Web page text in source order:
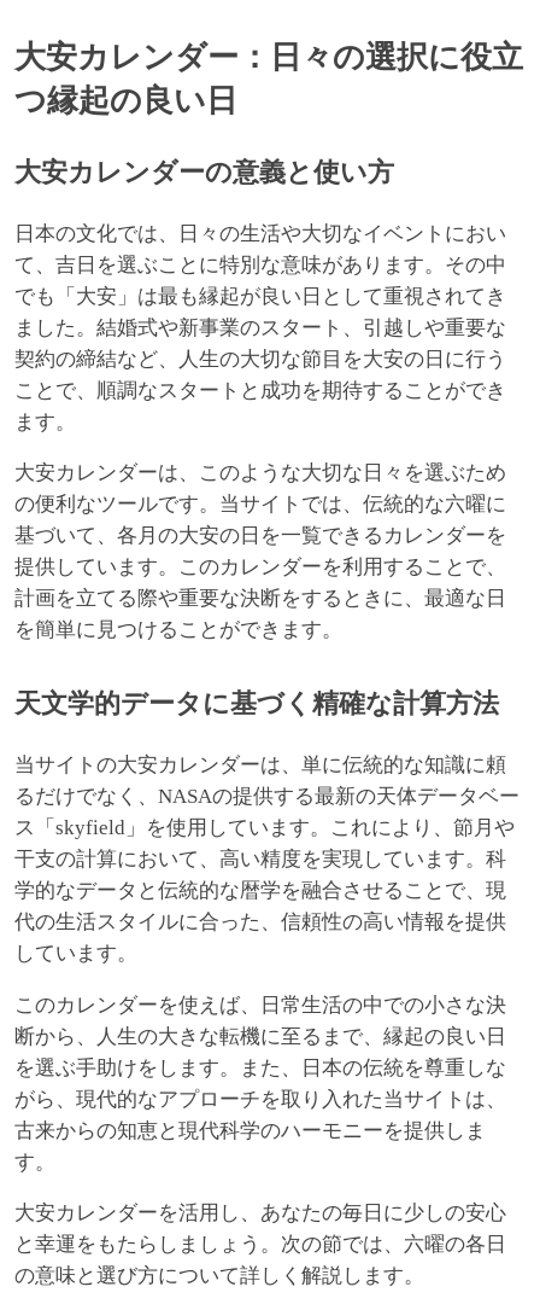
大安カレンダー：日々の選択に役立
つ縁起の良い日
大安カレンダーの意義と使い方
日本の文化では、日々の生活や大切なイベントにおい
て、吉日を選ぶことに特別な意味があります。その中
でも「大安」は最も縁起が良い日として重視されてき
ました。結婚式や新事業のスタート、引越しや重要な
契約の締結など、人生の大切な節目を大安の日に行う
ことで、順調なスタートと成功を期待することができ
ます。
大安カレンダーは、このような大切な日々を選ぶため
の便利なツールです。当サイトでは、伝統的な六曜に
基づいて、各月の大安の日を一覧できるカレンダーを
提供しています。このカレンダーを利用することで、
計画を立てる際や重要な決断をするときに、最適な日
を簡単に見つけることができます。
天文学的データに基づく精確な計算方法
当サイトの大安カレンダーは、単に伝統的な知識に頼
るだけでなく、NASAの提供する最新の天体データベー
ス「skyfield」を使用しています。これにより、節月や
干支の計算において、高い精度を実現しています。科
学的なデータと伝統的な暦学を融合させることで、現
代の生活スタイルに合った、信頼性の高い情報を提供
しています。
このカレンダーを使えば、日常生活の中での小さな決
断から、人生の大きな転機に至るまで、縁起の良い日
を選ぶ手助けをします。また、日本の伝統を尊重しな
がら、現代的なアプローチを取り入れた当サイトは、
古来からの知恵と現代科学のハーモニーを提供しま
す。
大安カレンダーを活用し、あなたの毎日に少しの安心
と幸運をもたらしましょう。次の節では、六曜の各日
の意味と選び方について詳しく解説します。